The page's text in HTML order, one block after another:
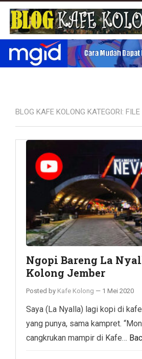
Blog Kafe Kolong
BLOG KAFE KOLONG KATEGORI: FILE
Ngopi Bareng La
Kolong Jember
Posted by Kafe Kolong — 1 Mei 2020
Saya (La Nyalla) lagi kopi di
yang punya, sama kampret.
cangkrukan mampir di Kafe…